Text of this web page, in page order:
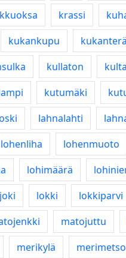
krassi
kukankupu kukanterä
kullaton
kutumäki
lahnalahti
lohenliha lohenmuoto
lohimäärä
lokki lokkiparvi
matojuttu
merikylä merimetso